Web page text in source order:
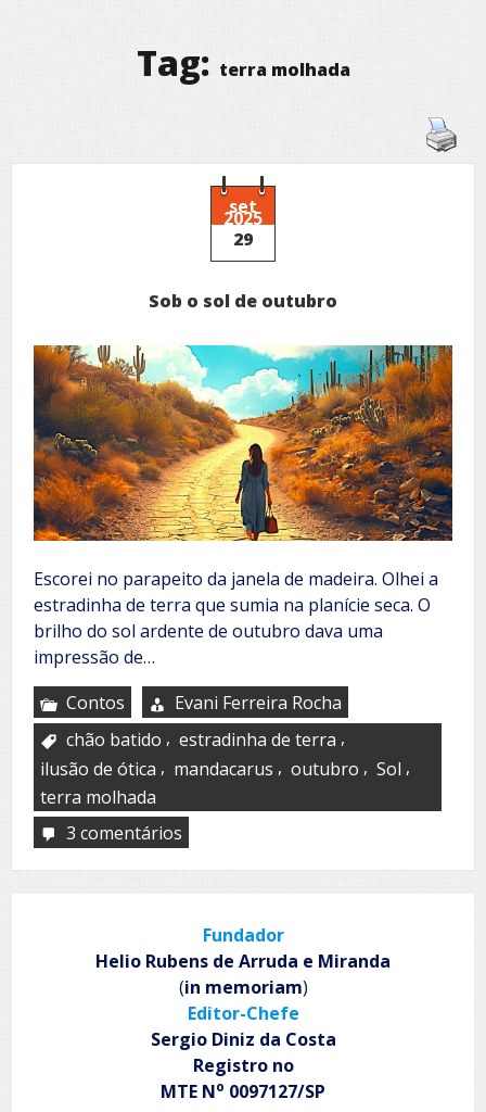
Tag: terra molhada
set
2025
29
Sob o sol de outubro
Escorei no parapeito da janela de madeira. Olhei a
estradinha de terra que sumia na planície seca. O
brilho do sol ardente de outubro dava uma
impressão de…
Contos
Evani Ferreira Rocha
chão batido , estradinha de terra ,
ilusão de ótica , mandacarus , outubro , Sol ,
terra molhada
3 comentários
o
outubro
Fundador
Helio Rubens de Arruda e Miranda
(in memoriam)
Editor-Chefe
Sergio Diniz da Costa
Registro no
MTE No 0097127/SP